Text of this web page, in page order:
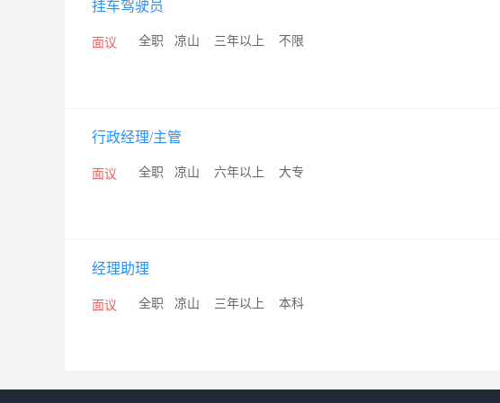
挂车驾驶员
面议 全职 凉山 三年以上 不限
行政经理/主管
面议 全职 凉山 六年以上 大专
经理助理
面议 全职 凉山 三年以上 本科